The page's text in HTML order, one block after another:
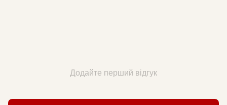
Додайте перший відгук